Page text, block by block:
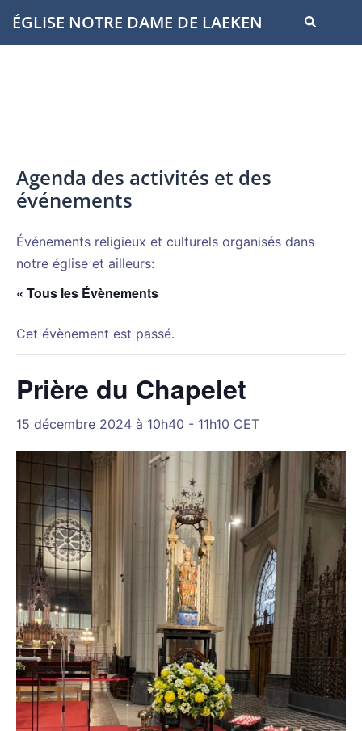
Aller
auÉGLISE NOTRE DAME DE LAEKEN
le
Agenda des activités et des
événements
Événements religieux et culturels organisés dans
notre église et ailleurs:
« Tous les Évènements
Cet évènement est passé.
Prière du Chapelet
15 décembre 2024 à 10h40 - 11h10 CET